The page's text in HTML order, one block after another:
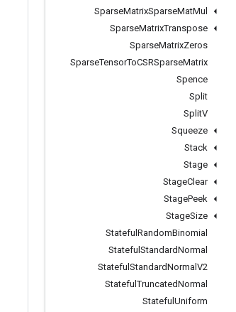
SparseMatrixSparseMatMul
SparseMatrixTranspose
SparseMatrixZeros
SparseTensorToCSRSparseMatrix
Spence
Split
SplitV
Squeeze
Stack
Stage
StageClear
StagePeek
StageSize
Stateful RandomBinomial
Stateful StandardNormal
Stateful StandardNormal V2
StatefulTruncatedNormal
Stateful Uniform